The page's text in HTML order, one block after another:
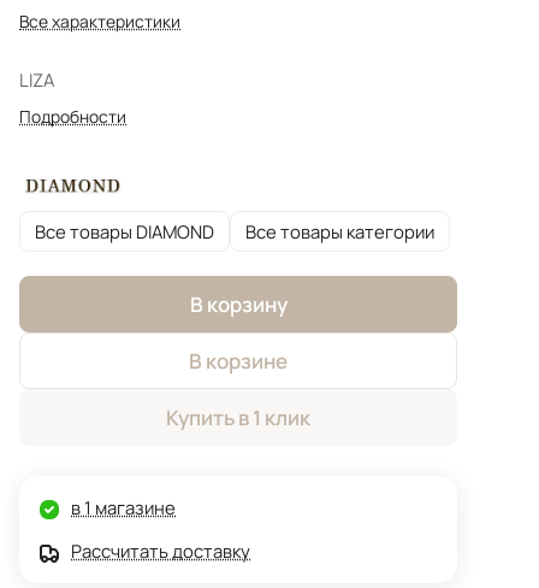
Все характеристики
LIZA
Подробности
Все товары DIAMOND Все товары категории
В корзину
В корзине
Купить в 1 клик
в 1 магазине
Рассчитать доставку